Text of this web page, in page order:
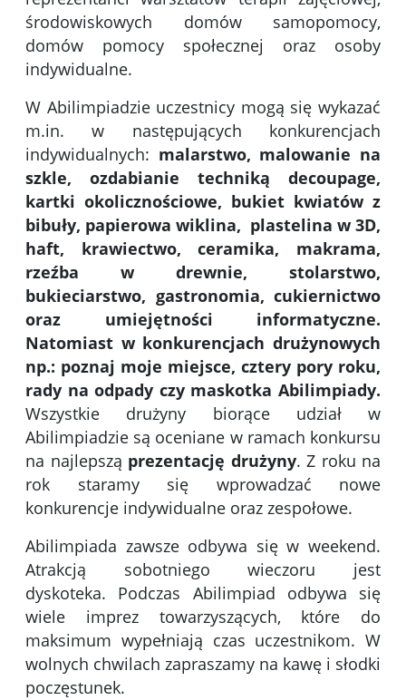
środowiskowych domów samopomocy,
domów pomocy społecznej oraz osoby
indywidualne.
W Abilimpiadzie uczestnicy mogą się wykazać
m.in. w następujących konkurencjach
indywidualnych: malarstwo, malowanie na
szkle, ozdabianie techniką decoupage,
kartki okolicznościowe, bukiet kwiatów z
bibuły, papierowa wiklina, plastelina w 3D,
haft, krawiectwo, ceramika, makrama,
rzeźba w drewnie, stolarstwo,
bukieciarstwo, gastronomia, cukiernictwo
oraz umiejętności informatyczne.
Natomiast w konkurencjach drużynowych
np.: poznaj moje miejsce, cztery pory roku,
rady na odpady czy maskotka Abilimpiady.
Wszystkie drużyny biorące udział w
Abilimpiadzie są oceniane w ramach konkursu
na najlepszą prezentację drużyny. Z roku na
rok staramy się wprowadzać nowe
konkurencje indywidualne oraz zespołowe.
Abilimpiada zawsze odbywa się w weekend.
Atrakcją sobotniego wieczoru jest
dyskoteka. Podczas Abilimpiad odbywa się
wiele imprez towarzyszących, które do
maksimum wypełniają czas uczestnikom. W
wolnych chwilach zapraszamy na kawę i słodki
poczęstunek.